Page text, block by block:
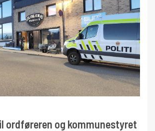
ordføreren og kommunestyret